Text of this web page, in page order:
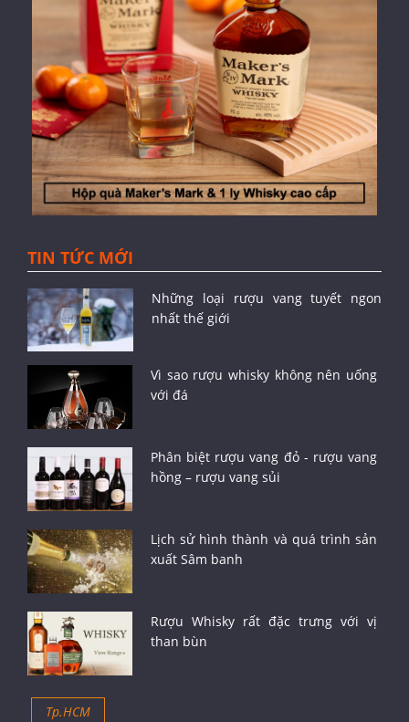
TIN TỨC MỚI
Những loại rượu vang tuyết ngon
nhất thế giới
Vì sao rượu whisky không nên uống
với đá
Phân biệt rượu vang đỏ - rượu vang
hồng – rượu vang sủi
Lịch sử hình thành và quá trình sản
xuất Sâm banh
Rượu Whisky rất đặc trưng với vị
than bùn
Tp.HCM